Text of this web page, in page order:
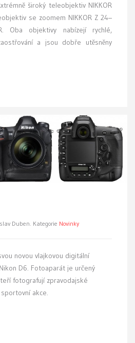
široký teleobjektiv NIKKOR
se zoomem NIKKOR Z 24–
Oba objektivy nabízejí rychlé,
a jsou dobře utěsněny
Duben. Kategorie Novinky
novou vlajkovou digitální
D6. Fotoaparát je určený
fotografují zpravodajské
akce.